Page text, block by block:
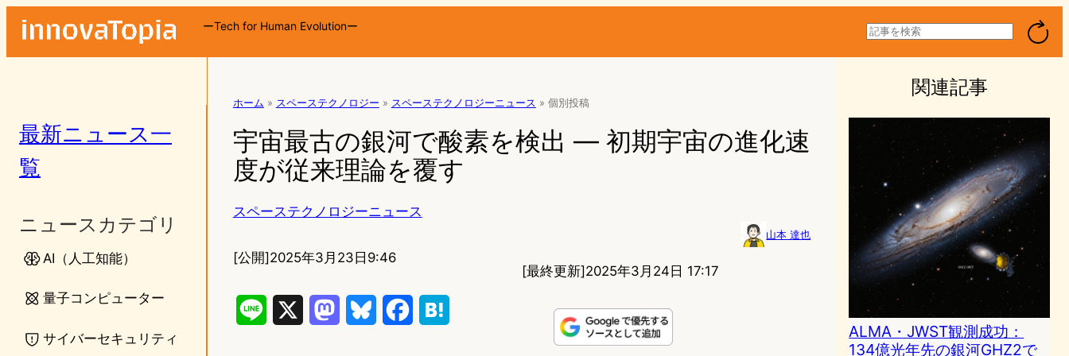
ーTech for Human Evolutionー
検
索
最新ニュース一
覧
ニュースカテゴリ
AI（人工知能）
量子コンピューター
サイバーセキュリティ
ホーム » スペーステクノロジー » スペーステクノロジーニュース » 個別投稿
宇宙最古の銀河で酸素を検出 — 初期宇宙の進化速
度が従来理論を覆す
スペーステクノロジーニュース
山本 達也
[公開]2025年3月23日9:46
[最終更新]2025年3月24日 17:17
関連記事
ALMA・JWST観測成功：
134億光年先の銀河GHZ2で